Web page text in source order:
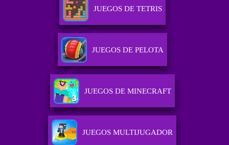
JUEGOS DE TETRIS
JUEGOS DE PELOTA
JUEGOS DE MINECRAFT
JUEGOS MULTIJUGADOR